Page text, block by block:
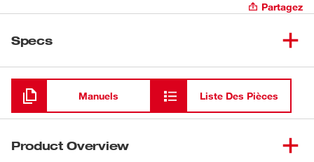
Partagez
Specs
Chargement
Manuels Liste Des Pièces
Product Overview